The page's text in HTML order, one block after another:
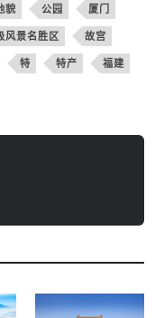
貌 公园 厦门
风景名胜区 故宫
特 特产 福建